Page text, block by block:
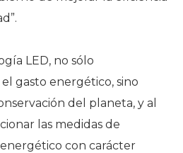
LED, no sólo
gasto energético, sino
del planeta, y al
las medidas de
con carácter